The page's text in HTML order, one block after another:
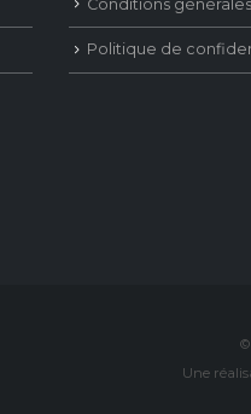
Conditions
Politique de
©
Une